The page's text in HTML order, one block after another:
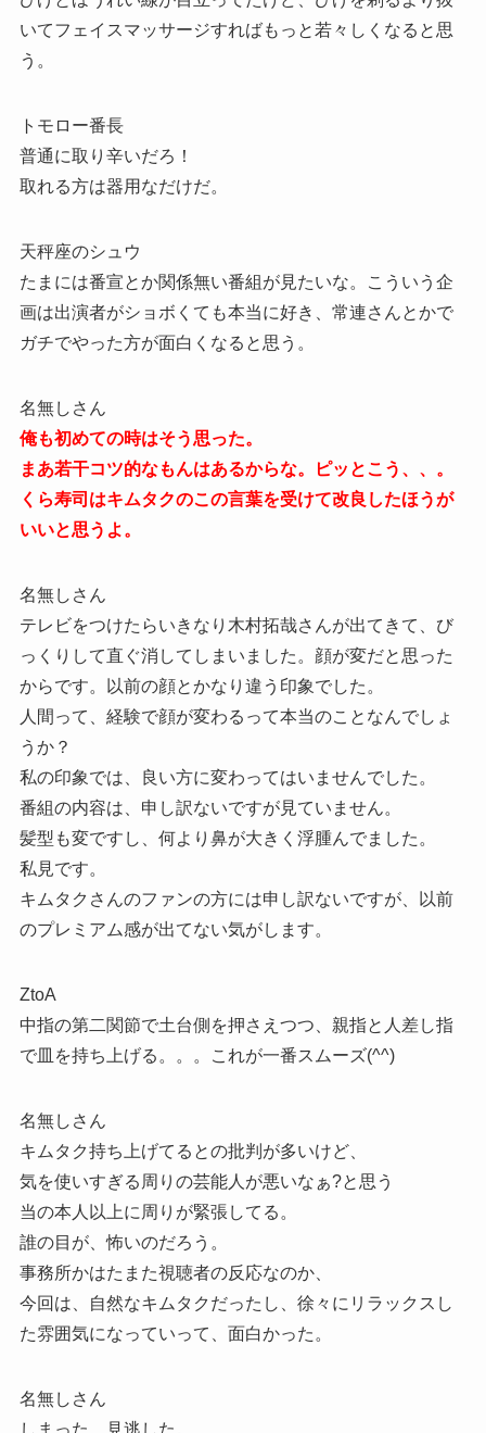
いてフェイスマッサージすればもっと若々しくなると思
う。
トモロー番長
普通に取り辛いだろ！
取れる方は器用なだけだ。
天秤座のシュウ
たまには番宣とか関係無い番組が見たいな。こういう企
画は出演者がショボくても本当に好き、常連さんとかで
ガチでやった方が面白くなると思う。
名無しさん
俺も初めての時はそう思った。
まあ若干コツ的なもんはあるからな。ピッとこう、、。
くら寿司はキムタクのこの言葉を受けて改良したほうが
いいと思うよ。
名無しさん
テレビをつけたらいきなり木村拓哉さんが出てきて、び
っくりして直ぐ消してしまいました。顔が変だと思った
からです。以前の顔とかなり違う印象でした。
人間って、経験で顔が変わるって本当のことなんでしょ
うか？
私の印象では、良い方に変わってはいませんでした。
番組の内容は、申し訳ないですが見ていません。
髪型も変ですし、何より鼻が大きく浮腫んでました。
私見です。
キムタクさんのファンの方には申し訳ないですが、以前
のプレミアム感が出てない気がします。
ZtoA
中指の第二関節で土台側を押さえつつ、親指と人差し指
で皿を持ち上げる。。。これが一番スムーズ(^^)
名無しさん
キムタク持ち上げてるとの批判が多いけど、
気を使いすぎる周りの芸能人が悪いなぁ?と思う
当の本人以上に周りが緊張してる。
誰の目が、怖いのだろう。
事務所かはたまた視聴者の反応なのか、
今回は、自然なキムタクだったし、徐々にリラックスし
た雰囲気になっていって、面白かった。
名無しさん